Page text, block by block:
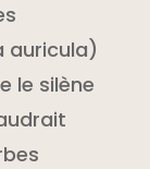
auricula)
le silène